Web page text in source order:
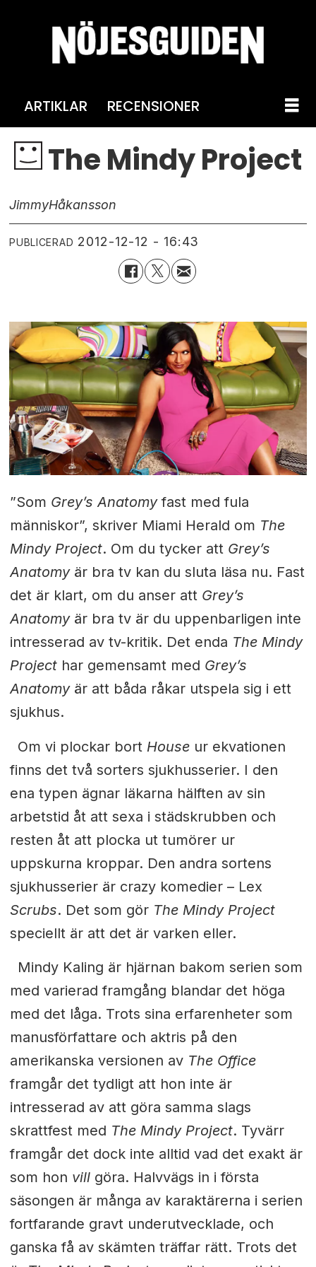
ARTIKLAR RECENSIONER
The Mindy Project
JimmyHåkansson
PUBLICERAD 2012-12-12 - 16:43
”Som Grey’s Anatomyfast med fula
människor”, skriver Miami Herald om The
Mindy Project. Om du tycker att Grey’s
Anatomyär bra tv kan du sluta läsa nu. Fast
det är klart, om du anser att Grey’s
Anatomyär bra tv är du uppenbarligen inte
intresserad av tv-kritik. Det enda The Mindy
Projecthar gemensamt med Grey’s
Anatomyär att båda råkar utspela sig i ett
sjukhus.
Om vi plockar bort House ur ekvationen
finns det två sorters sjukhusserier. I den
ena typen ägnar läkarna hälften av sin
arbetstid åt att sexa i städskrubben och
resten åt att plocka ut tumörer ur
uppskurna kroppar. Den andra sortens
sjukhusserier är crazy komedier – Lex
Scrubs. Det som gör The Mindy Project
speciellt är att det är varken eller.
Mindy Kaling är hjärnan bakom serien som
med varierad framgång blandar det höga
med det låga. Trots sina erfarenheter som
manusförfattare och aktris på den
amerikanska versionen av The Office
framgår det tydligt att hon inte är
intresserad av att göra samma slags
skrattfest med The Mindy Project. Tyvärr
framgår det dock inte alltid vad det exakt är
som hon villgöra. Halvvägs in i första
säsongen är många av karaktärerna i serien
fortfarande gravt underutvecklade, och
ganska få av skämten träffar rätt. Trots det